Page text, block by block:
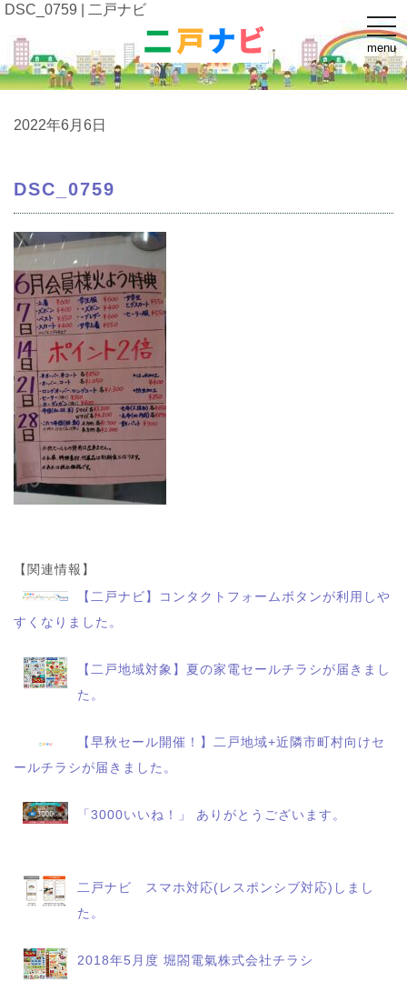
t
o
g
g
l
e
o
menu
DSC_0759 | 二戸ナビ
2022年6月6日
DSC_0759
【関連情報】
【二戸ナビ】コンタクトフォームボタンが利用しや
すくなりました。
【二戸地域対象】夏の家電セールチラシが届きまし
た。
【早秋セール開催！】二戸地域+近隣市町村向けセ
ールチラシが届きました。
「3000いいね！」 ありがとうございます。
二戸ナビ スマホ対応(レスポンシブ対応)しまし
た。
2018年5月度 堀閤電氣株式会社チラシ